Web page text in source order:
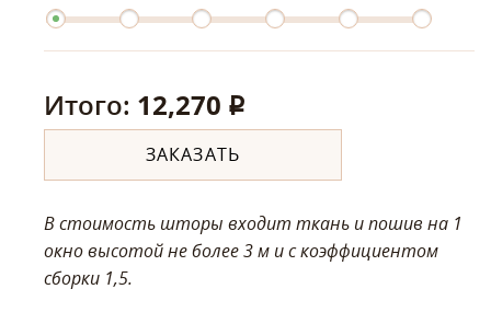
Итого: 12,270 q
ЗАКАЗАТЬ
В стоимость шторы входит ткань и пошив на 1
окно высотой не более 3 м и с коэффициентом
сборки 1,5.